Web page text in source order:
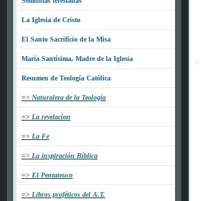
La Iglesia de Cristo
El Santo Sacrifício de la Misa
María Santísima, Madre de la Iglesia
Resumen de Teología Católica
=> Naturaleza de la Teología
=> La revelacíon
=> La Fe
=> La inspiración Bíblica
=> El Pentateuco
=> Libros proféticos del A.T.